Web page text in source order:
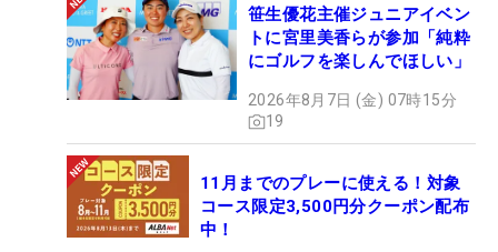
笹生優花主催ジュニアイベン
トに宮里美香らが参加「純粋
にゴルフを楽しんでほしい」
2026年8月7日 (金) 07時15分
19
11月までのプレーに使える！対象
コース限定3,500円分クーポン配布
中！